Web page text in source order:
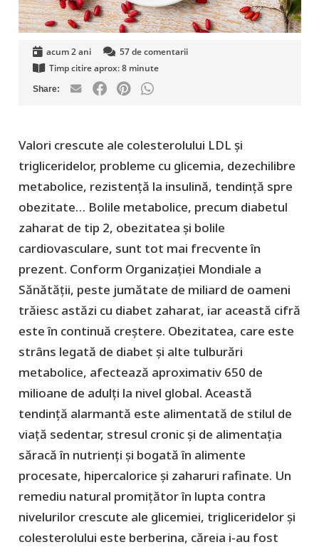
acum 2 ani 57de comentarii
Timp citire aprox: 8 minute
Valori crescute ale colesterolului LDL și
trigliceridelor, probleme cu glicemia, dezechilibre
metabolice, rezistență la insulină, tendință spre
obezitate… Bolile metabolice, precum diabetul
zaharat de tip 2, obezitatea și bolile
cardiovasculare, sunt tot mai frecvente în
prezent. Conform Organizației Mondiale a
Sănătății, peste jumătate de miliard de oameni
trăiesc astăzi cu diabet zaharat, iar această cifră
este în continuă creștere. Obezitatea, care este
strâns legată de diabet și alte tulburări
metabolice, afectează aproximativ 650 de
milioane de adulți la nivel global. Această
tendință alarmantă este alimentată de stilul de
viață sedentar, stresul cronic și de alimentația
săracă în nutrienți și bogată în alimente
procesate, hipercalorice și zaharuri rafinate. Un
remediu natural promițător în lupta contra
nivelurilor crescute ale glicemiei, trigliceridelor și
colesterolului este berberina, căreia i-au fost